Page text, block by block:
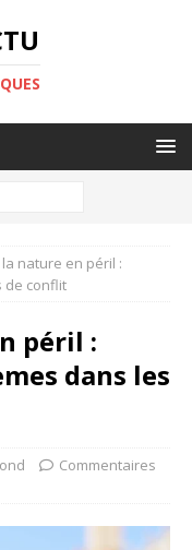
nature en péril :
de conflit
péril :
dans les
Commentaires